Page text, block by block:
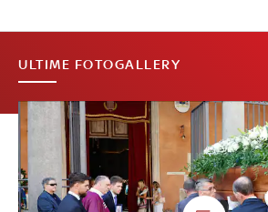
ULTIME FOTOGALLERY